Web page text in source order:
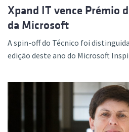
Xpand IT vence Prémio
da Microsoft
A spin-off do Técnico foi
edição deste ano do Microsoft